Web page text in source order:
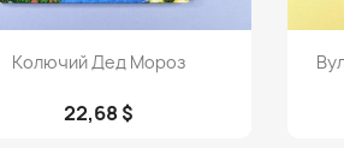
Просмотр
Колючий Дед Мороз
22,68 $